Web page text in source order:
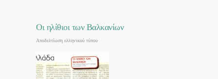
Οι ηλίθιοι των Βαλκανίων
Αποδελτίωση ελληνικού τύπου